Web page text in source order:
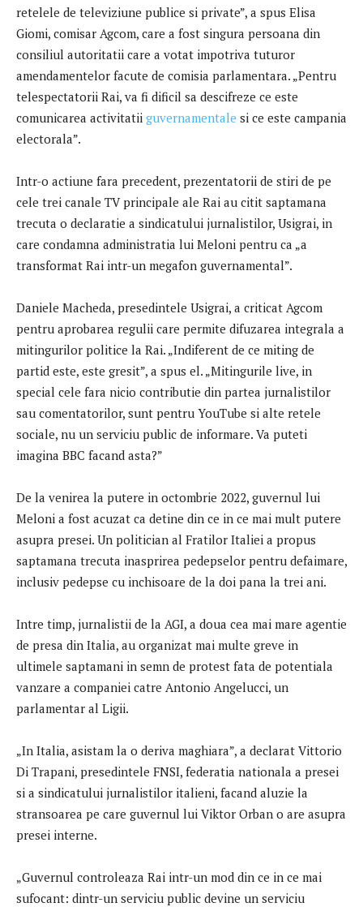
retelele de televiziune publice si private”, a spus Elisa
Giomi, comisar Agcom, care a fost singura persoana din
consiliul autoritatii care a votat impotriva tuturor
amendamentelor facute de comisia parlamentara. „Pentru
telespectatorii Rai, va fi dificil sa descifreze ce este
comunicarea activitatii guvernamentale si ce este campania
electorala”.
Intr-o actiune fara precedent, prezentatorii de stiri de pe
cele trei canale TV principale ale Rai au citit saptamana
trecuta o declaratie a sindicatului jurnalistilor, Usigrai, in
care condamna administratia lui Meloni pentru ca „a
transformat Rai intr-un megafon guvernamental”.
Daniele Macheda, presedintele Usigrai, a criticat Agcom
pentru aprobarea regulii care permite difuzarea integrala a
mitingurilor politice la Rai. „Indiferent de ce miting de
partid este, este gresit”, a spus el. „Mitingurile live, in
special cele fara nicio contributie din partea jurnalistilor
sau comentatorilor, sunt pentru YouTube si alte retele
sociale, nu un serviciu public de informare. Va puteti
imagina BBC facand asta?”
De la venirea la putere in octombrie 2022, guvernul lui
Meloni a fost acuzat ca detine din ce in ce mai mult putere
asupra presei. Un politician al Fratilor Italiei a propus
saptamana trecuta inasprirea pedepselor pentru defaimare,
inclusiv pedepse cu inchisoare de la doi pana la trei ani.
Intre timp, jurnalistii de la AGI, a doua cea mai mare agentie
de presa din Italia, au organizat mai multe greve in
ultimele saptamani in semn de protest fata de potentiala
vanzare a companiei catre Antonio Angelucci, un
parlamentar al Ligii.
„In Italia, asistam la o deriva maghiara”, a declarat Vittorio
Di Trapani, presedintele FNSI, federatia nationala a presei
si a sindicatului jurnalistilor italieni, facand aluzie la
stransoarea pe care guvernul lui Viktor Orban o are asupra
presei interne.
„Guvernul controleaza Rai intr-un mod din ce in ce mai
sufocant: dintr-un serviciu public devine un serviciu